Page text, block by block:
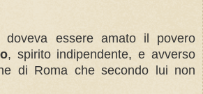
doveva essere amato il povero
, spirito indipendente, e avverso
di Roma che secondo lui non